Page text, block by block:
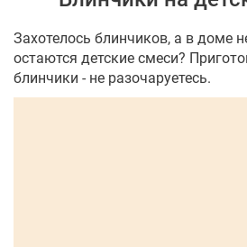
Захотелось блинчиков, а в доме
остаются детские смеси?
блинчики - не разочаруетесь.